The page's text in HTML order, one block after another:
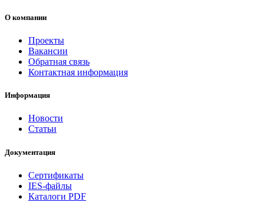
О компании
Проекты
Вакансии
Обратная связь
Контактная информация
Информация
Новости
Статьи
Документация
Сертификаты
IES-файлы
Каталоги PDF